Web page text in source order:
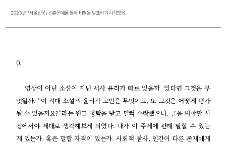
2023년 『서울신문』 신춘문예를 통해 비평을 발표하기 시작했음.
0.
영상이 아닌 소설이 지닌 서사 윤리가 따로 있을까. 있다면 그것은 무
엇일까. “이 시대 소설의 윤리적 고민은 무엇이고, 또 그것은 어떻게 평가
될 수 있을까요?”라는 원고 청탁을 받고 덜컥 수락했으나, 글을 써야할 시
점에서야 제대로 생각해보게 되었다. 내가 이 주제에 관해 말할 수 있는
게 있는가. 혹은 말할 자격이 있는가. 사회적 참사, 인간이 다른 존재에게